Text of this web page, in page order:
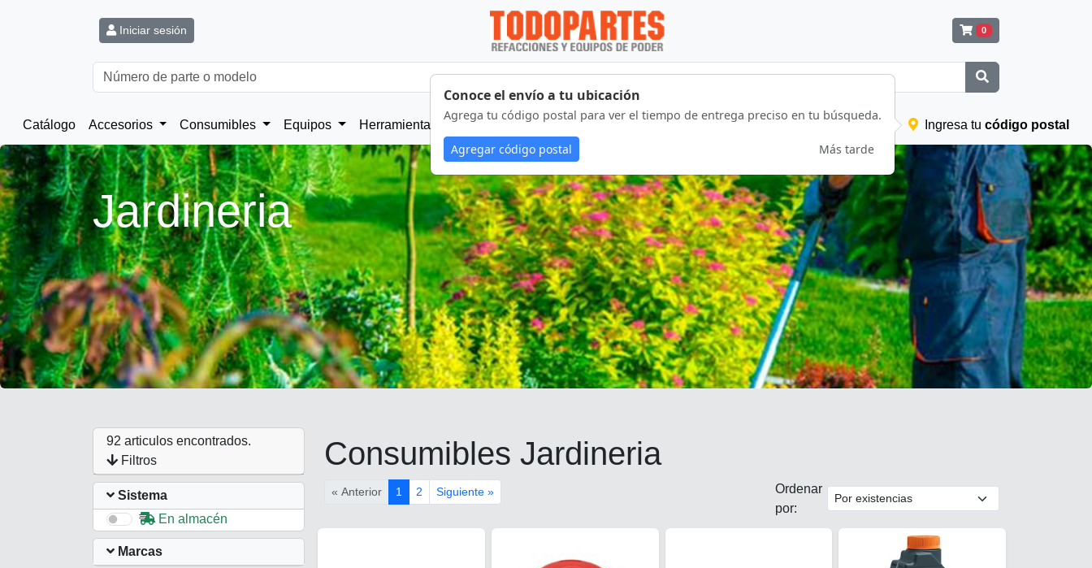
Iniciar sesión 0
Catálogo Accesorios Consumibles Equipos Herramientas Implementos Refacciones Seguridad Registrarse Ingresa tucódigo postal
Jardineria
92 articulos encontrados.
Filtros
Sistema
En almacén
Marcas
Consumibles Jardineria
« Anterior 1 2 Siguiente »
Ordenar
por:
Conoce el envío a tu ubicación
Agrega tu código postal para ver el tiempo de entrega preciso en tu búsqueda.
Agregar código postal Más tarde